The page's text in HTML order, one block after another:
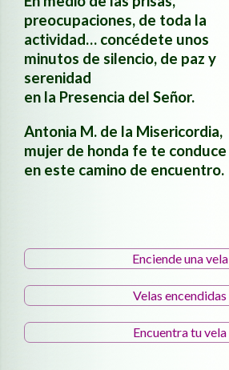
preocupaciones, de toda la
actividad… concédete unos
minutos de silencio, de paz y
serenidad
en la Presencia del Señor.
Antonia M. de la Misericordia,
mujer de honda fe te conduce
en este camino de encuentro.
Enciende una vela
Velas encendidas
Encuentra tu vela